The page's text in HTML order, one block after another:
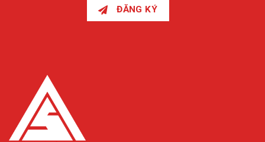
ĐĂNG KÝ